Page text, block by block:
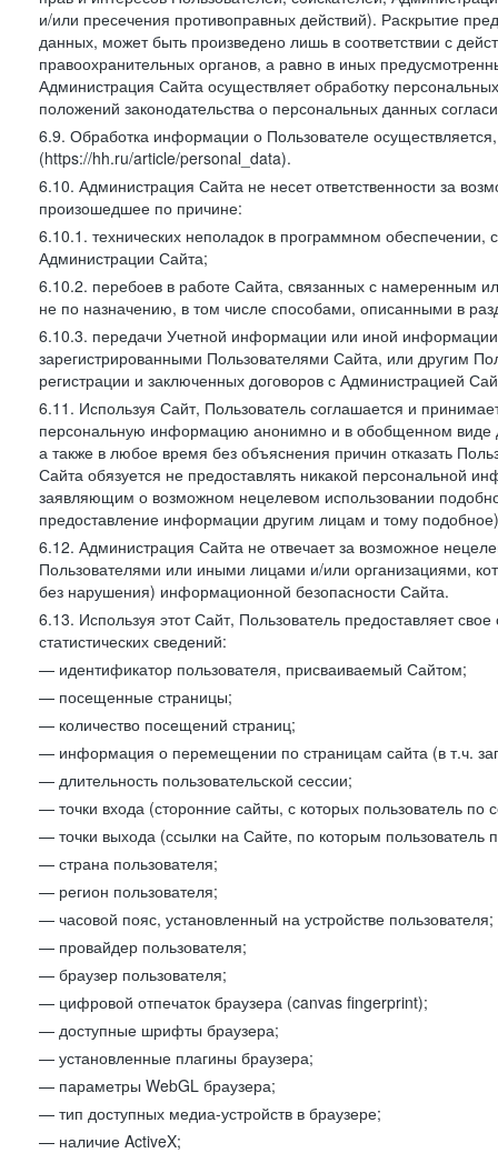
и/или пресечения противоправных действий). Раскрытие
данных, может быть произведено лишь в соответствии с
правоохранительных органов, а равно в иных
Администрация Сайта осуществляет обработку
положений законодательства о персональных данных
6.9. Обработка информации о Пользователе
(https://hh.ru/article/personal_data).
6.10. Администрация Сайта не несет ответственности за
произошедшее по причине:
6.10.1. технических неполадок в программном
Администрации Сайта;
6.10.2. перебоев в работе Сайта, связанных с намеренным
не по назначению, в том числе способами, описанными в
6.10.3. передачи Учетной информации или иной
зарегистрированными Пользователями Сайта, или другим
регистрации и заключенных договоров с Администрацией
6.11. Используя Сайт, Пользователь соглашается и
персональную информацию анонимно и в обобщенном виде
а также в любое время без объяснения причин отказать
Сайта обязуется не предоставлять никакой персональной
заявляющим о возможном нецелевом использовании
предоставление информации другим лицам и тому
6.12. Администрация Сайта не отвечает за возможное
Пользователями или иными лицами и/или организациями,
без нарушения) информационной безопасности Сайта.
6.13. Используя этот Сайт, Пользователь предоставляет
статистических сведений:
— идентификатор пользователя, присваиваемый Сайтом;
— посещенные страницы;
— количество посещений страниц;
— информация о перемещении по страницам сайта (в т.ч.
— длительность пользовательской сессии;
— точки входа (сторонние сайты, с которых пользователь по
— точки выхода (ссылки на Сайте, по которым пользователь
— страна пользователя;
— регион пользователя;
— часовой пояс, установленный на устройстве пользователя;
— провайдер пользователя;
— браузер пользователя;
— цифровой отпечаток браузера (canvas fingerprint);
— доступные шрифты браузера;
— установленные плагины браузера;
— параметры WebGL браузера;
— тип доступных медиа-устройств в браузере;
— наличие ActiveX;